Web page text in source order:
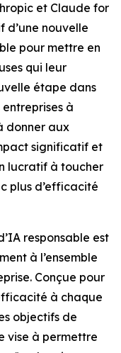
et Claude for
d’une nouvelle
pour mettre en
qui leur
étape dans
à
donner aux
significatif et
lucratif à toucher
plus d’efficacité
responsable est
à l’ensemble
Conçue pour
à chaque
objectifs de
vise à permettre